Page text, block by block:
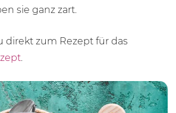
sie ganz zart.
direkt zum Rezept für das
.